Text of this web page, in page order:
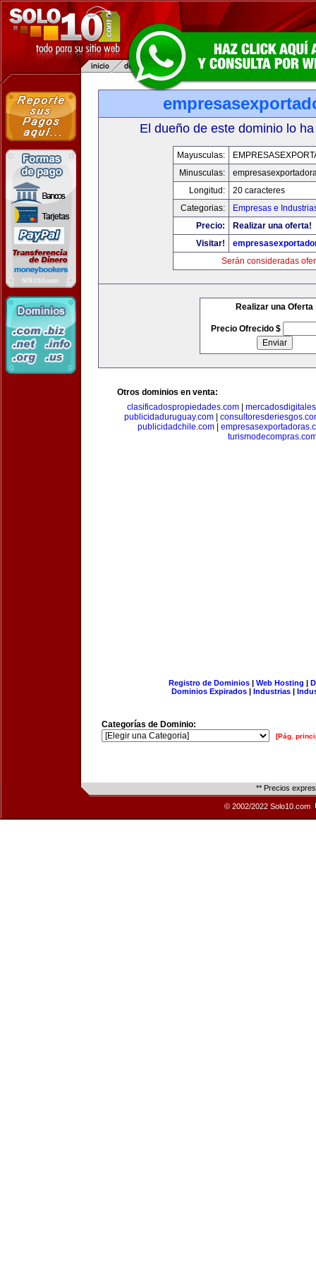
El dueño de este dominio lo
Mayusculas:
Minusculas:
Longitud:
20 caracteres
Categorias:
Empresas e
Precio:
Realizar una oferta!
Visitar!
Serán consideradas
Realizar una Oferta
Precio Ofrecido $
Otros dominios en venta:
clasificadospropiedades.com|
publicidaduruguay.com
publicidadchile.com|
Registro de Dominios| Web Hosting |
Dominios Expirados | Industrias |
Categorías de Dominio:
[Pág.
** Precios
© 2002/2022 Solo10.com